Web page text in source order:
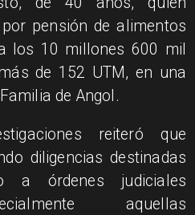
pensión de alimentos
los 10 millones 600 mil
de 152 UTM, en una
de Angol.
reiteró que
diligencias destinadas
a órdenes judiciales
aquellas